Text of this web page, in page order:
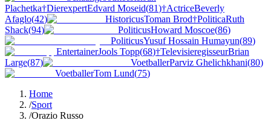
Plachetka†DierexpertEdvard Moseid(81)†ActriceBeverly
Afaglo(42) HistoricusToman Brod†PoliticaRuth
Shack(94) PoliticusHoward Moscoe(86)
PoliticusYusuf Hossain Humayun(89)
EntertainerJools Topp(68)†TelevisieregisseurBrian
Large(87) VoetballerParviz Ghelichkhani(80)
VoetballerTom Lund(75)
Home
/Sport
/Orazio Russo